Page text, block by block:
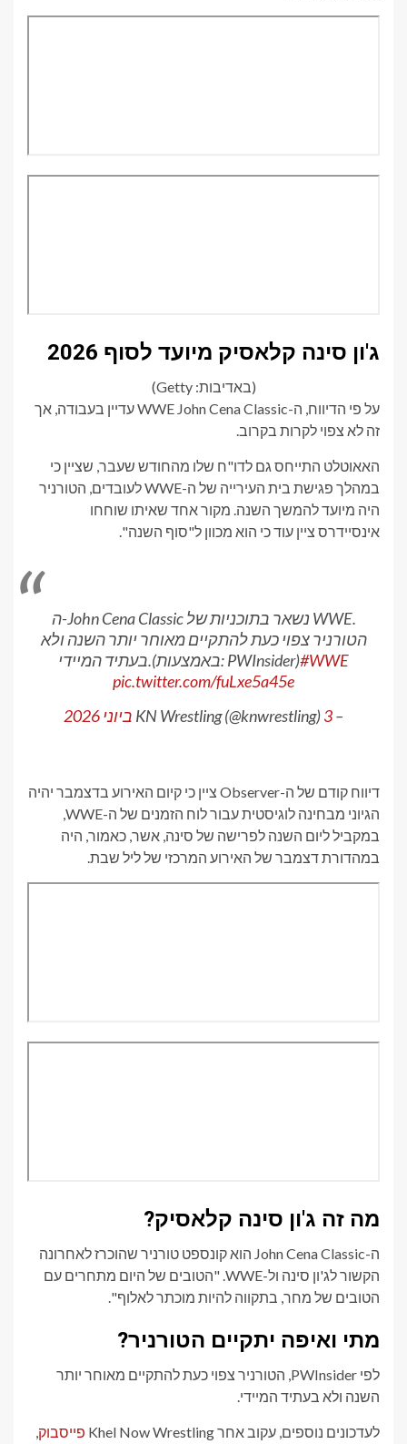
ג'ון סינה קלאסיק מיועד לסוף 2026
(באדיבות: Getty)
על פי הדיווח, ה-WWE John Cena Classic עדיין בעבודה, אך
זה לא צפוי לקרות בקרוב.
האאוטלט התייחס גם לדו"ח שלו מהחודש שעבר, שציין כי
במהלך פגישת בית העירייה של ה-WWE לעובדים, הטורניר
היה מיועד להמשך השנה. מקור אחד שאיתו שוחחו
אינסיידרס ציין עוד כי הוא מכוון ל"סוף השנה".
ה-John Cena Classic נשאר בתוכניות של WWE.
הטורניר צפוי כעת להתקיים מאוחר יותר השנה ולא
בעתיד המיידי.(באמצעות: PWInsider)#WWE
pic.twitter.com/fuLxe5a45e
– KN Wrestling (@knwrestling)3 ביוני 2026
דיווח קודם של ה-Observer ציין כי קיום האירוע בדצמבר יהיה
הגיוני מבחינה לוגיסטית עבור לוח הזמנים של ה-WWE,
במקביל ליום השנה לפרישה של סינה, אשר, כאמור, היה
במהדורת דצמבר של האירוע המרכזי של ליל שבת.
מה זה ג'ון סינה קלאסיק?
ה-John Cena Classic הוא קונספט טורניר שהוכרז לאחרונה
הקשור לג'ון סינה ול-WWE. "הטובים של היום מתחרים עם
הטובים של מחר, בתקווה להיות מוכתר לאלוף".
מתי ואיפה יתקיים הטורניר?
לפי PWInsider, הטורניר צפוי כעת להתקיים מאוחר יותר
השנה ולא בעתיד המיידי.
לעדכונים נוספים, עקוב אחר Khel Now Wrestling פייסבוק,